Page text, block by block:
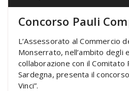
Concorso Pauli
L’Assessorato al Commercio
Monserrato, nell’ambito degli
collaborazione con il Comitato
Sardegna, presenta il
Vinci”.